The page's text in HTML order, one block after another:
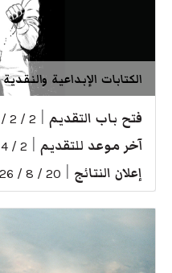
الكتابات الإبداعية والنقدية
فتح باب التقديم 2 / 2 / 2026
آخر موعد للتقديم 2 / 4 / 2026
إعلان النتائج 20 / 8 / 2026